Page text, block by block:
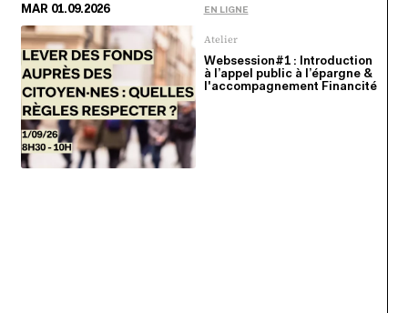
MAR 01.09.2026 EN LIGNE
Atelier
Websession#1 : Introduction
à l’appel public à l’épargne &
l'accompagnement Financité